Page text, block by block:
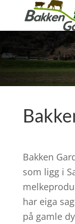
Bakken
som ligg i
har eiga
på gamle